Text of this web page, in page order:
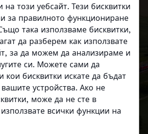
на този уебсайт. Тези бисквитки
за правилното функциониране
така използваме бисквитки,
да разберем как използвате
за да можем да анализираме и
си. Можете сами да
кои бисквитки искате да бъдат
устройства. Ако не
може да не сте в
всички функции на
История